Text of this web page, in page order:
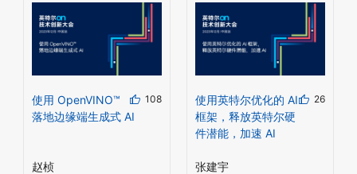
108
使用 OpenVINO™
落地边缘端生成式 AI
赵桢
26
使用英特尔优化的 AI
框架，释放英特尔硬
件潜能，加速 AI
张建宇